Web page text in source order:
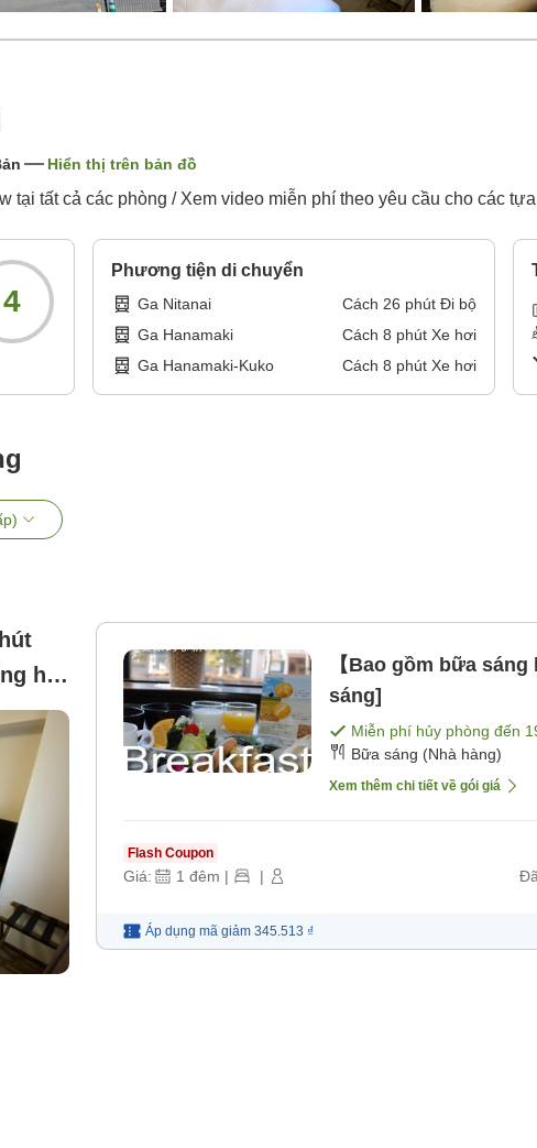
Hiển thị trên bản đồ
tại tất cả các phòng / Xem video miễn phí theo yêu cầu cho các
4
Phương tiện di chuyển
Ga Nitanai Cách 26 phút Đi bộ
Ga Hanamaki
Cách 8 phút Xe hơi
Ga Hanamaki-Kuko
Cách 8 phút Xe hơi
hút
trang
【Bao gồm bữa
sáng]
Miễn phí hủy phòng đến
Bữa sáng (Nhà hàng)
Xem thêm chi tiết về gói giá
Flash Coupon
Giá: 1 đêm | |
Áp dụng mã giảm 345.513 ₫